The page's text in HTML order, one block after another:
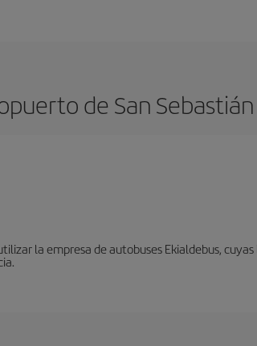
de San Sebastián
la empresa de autobuses Ekialdebus,